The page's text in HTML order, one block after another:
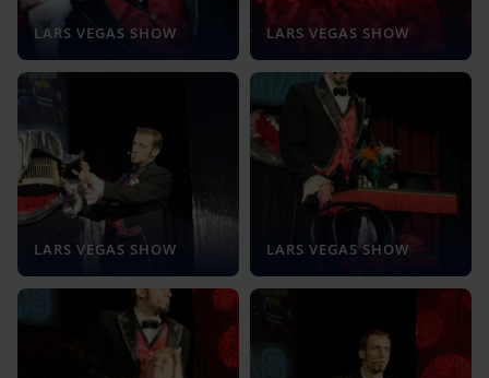
LARS VEGAS SHOW LARS VEGAS SHOW
LARS VEGAS SHOW LARS VEGAS SHOW